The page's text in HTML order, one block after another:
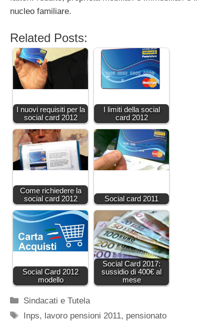
nucleo familiare.
Related Posts:
I nuovi requisiti per la
social card 2012
I limiti della social
card 2012
Come richiedere la
social card 2012
Social card 2011
Social Card 2012
modello
Social Card 2017:
sussidio di 400€ al
mese
Categorie
Sindacati e Tutela
Tag
Inps, lavoro pensioni 2011, pensionato